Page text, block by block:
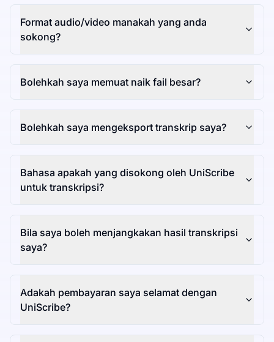
Format audio/video manakah yang anda
sokong?
Bolehkah saya memuat naik fail besar?
Bolehkah saya mengeksport transkrip saya?
Bahasa apakah yang disokong oleh UniScribe
untuk transkripsi?
Bila saya boleh menjangkakan hasil transkripsi
saya?
Adakah pembayaran saya selamat dengan
UniScribe?